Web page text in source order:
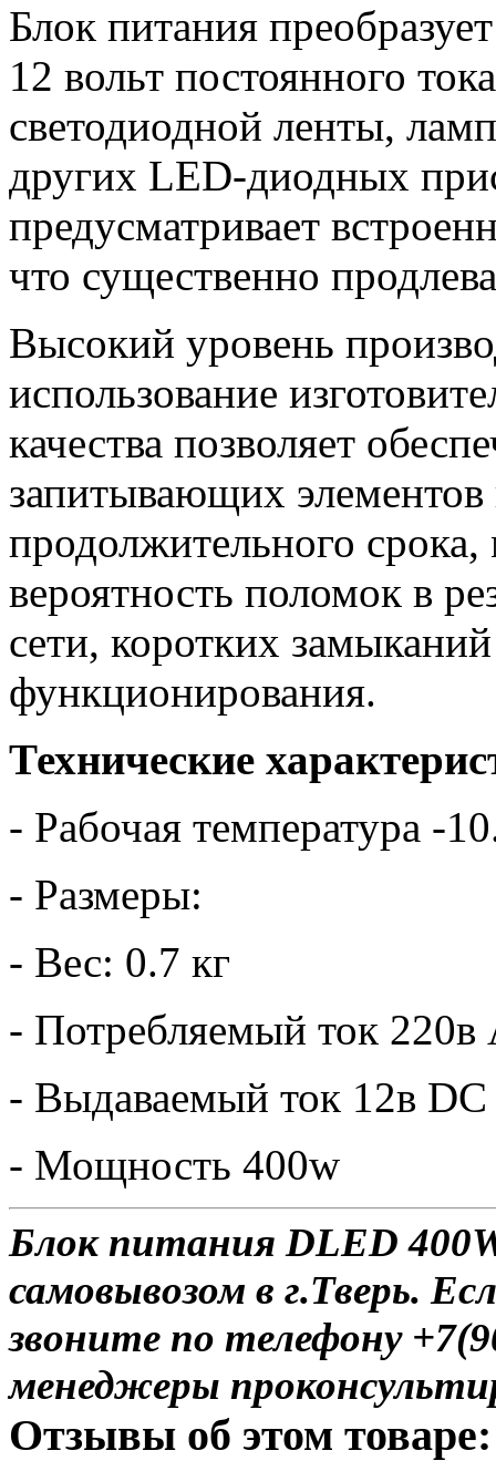
Блок питания
12 вольт постоянного
светодиодной ленты,
других LED-диодных
предусматривает
что существенно
Высокий уровень
использование
качества позволяет
запитывающих элементов
продолжительного
вероятность поломок в
сети, коротких
функционирования.
Технические
- Рабочая температура -
- Размеры:
- Вес: 0.7 кг
- Потребляемый ток 220в
- Выдаваемый ток 12в DC
- Мощность 400w
Блок питания DLED
самовывозом в г.Тверь.
звоните по телефону
менеджеры
Отзывы об этом товаре: